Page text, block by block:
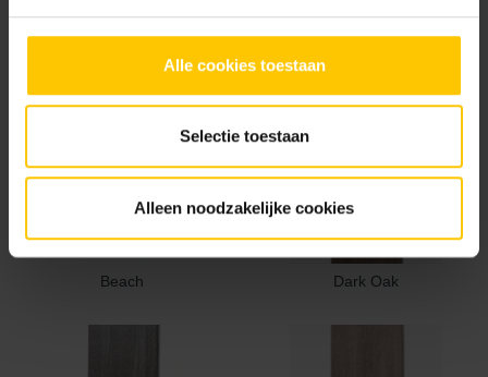
Alle cookies toestaan
Selectie toestaan
Alleen noodzakelijke cookies
Kleur
Beach Dark Oak